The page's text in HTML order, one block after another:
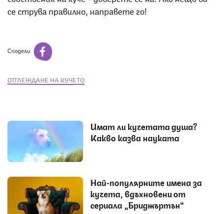
се струва правилно, направете го!
Сподели
ОТГЛЕЖДАНЕ НА КУЧЕТО
Имат ли кучетата душа?
Какво казва науката
Най-популярните имена за
кучета, вдъхновени от
сериала „Бриджъртън“